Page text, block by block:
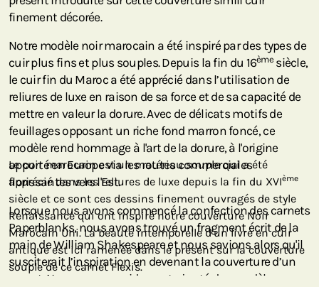
finement décorée.
Notre modèle noir marocain a été inspiré par des types de
cuir plus fins et plus souples. Depuis la fin du 16èmesiècle,
le cuir fin du Maroc a été apprécié dans l’utilisation de
reliures de luxe en raison de sa force et de sa capacité de
mettre en valeur la dorure. Avec de délicats motifs de
feuillages opposant un riche fond marron foncé, ce
modèle rend hommage à l'art de la dorure, à l'origine
apporté en Europe via les routes commerciales
florissantes vers l'Est.
Lorsque nous avons commencé la confection des carnets
Paperblanks, nous avons trouvé un fragment écrit de la
main de William Shakespeare et nous savions alors qu'il
susciterait l’inspiration en devenant la couverture d’un
carnet. Nous avons rapidement ajouté des modèles
Le cuir marocain est un matériau souple qui a été
apprécié dans les reliures de luxe depuis la fin du XVIème
siècle et ce sont ces dessins finement ouvragés de style
Renaissance qui ont inspiré notre couverture Noir
Marocain Uni. La beauté intemporelle d’un livre en cuir
antique est ici ramenée dans le présent sur la couverture
souple de ce carnet Flexis.